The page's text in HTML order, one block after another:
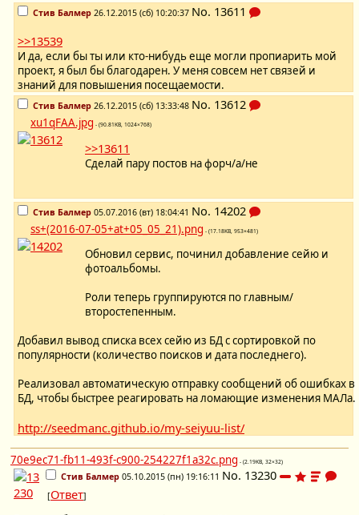
Стив Балмер 26.12.2015 (сб) 10:20:37 No. 13611
>>13539
И да, если бы ты или кто-нибудь еще могли пропиарить мой
проект, я был бы благодарен. У меня совсем нет связей и
знаний для повышения посещаемости.
Стив Балмер 26.12.2015 (сб) 13:33:48 No. 13612
xu1qFAA.jpg - (90.81KB, 1024×768)
>>13611
Сделай пару постов на форч/а/не
Стив Балмер 05.07.2016 (вт) 18:04:41 No. 14202
ss+(2016-07-05+at+05_05_21).png - (17.18KB, 953×481)
Обновил сервис, починил добавление сейю и
фотоальбомы.
Роли теперь группируются по главным/
второстепенным.
Добавил вывод списка всех сейю из БД с сортировкой по
популярности (количество поисков и дата последнего).
Реализовал автоматическую отправку сообщений об ошибках в
БД, чтобы быстрее реагировать на ломающие изменения МАЛа.
http://seedmanc.github.io/my-seiyuu-list/
70e9ec71-fb11-493f-c900-254227f1a32c.png - (2.19KB, 32×32)
Стив Балмер 05.10.2015 (пн) 19:16:11 No. 13230
[Ответ]